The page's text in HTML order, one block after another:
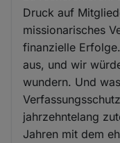
Druck auf
missionarisches
finanzielle
aus, und wir
wundern. Und
jahrzehntelang
Jahren mit dem